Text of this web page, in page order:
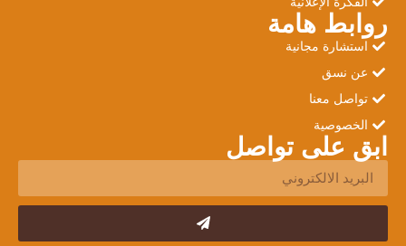
روابط هامة
استشارة مجانية
عن نسق
تواصل معنا
الخصوصية
ابق على تواصل